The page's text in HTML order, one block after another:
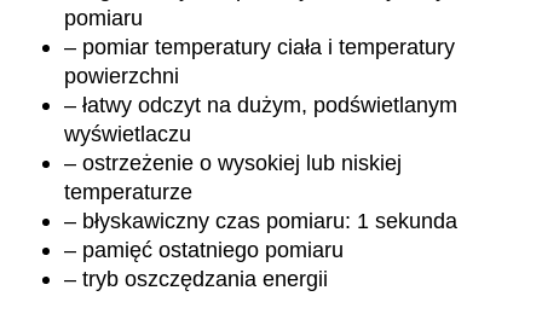
pomiaru
– pomiar temperatury ciała i temperatury
powierzchni
– łatwy odczyt na dużym, podświetlanym
wyświetlaczu
– ostrzeżenie o wysokiej lub niskiej
temperaturze
– błyskawiczny czas pomiaru: 1 sekunda
– pamięć ostatniego pomiaru
– tryb oszczędzania energii